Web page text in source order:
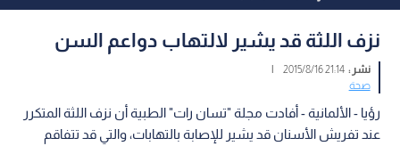
نزف اللثة قد يشير لالتهاب دواعم السن
نشر :21:14 2015/8/16
|
صحة
رؤيا - الألمانية - أفادت مجلة "تسان رات" الطبية أن نزف‬ ‫اللثة المتكرر
عند تفريش الأسنان قد يشير للإصابة بالتهابات، والتي قد تتفاقم